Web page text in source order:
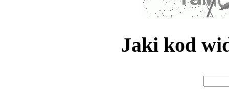
Jaki kod